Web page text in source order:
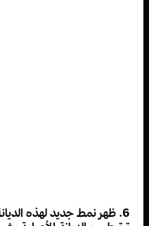
6. ظهر نمط جديد لهذه